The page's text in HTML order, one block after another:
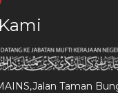
Taman